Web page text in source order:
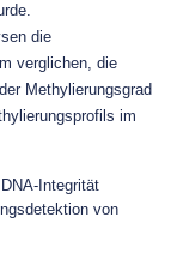
die
verglichen, die
Methylierungsgrad
im
Integrität
von